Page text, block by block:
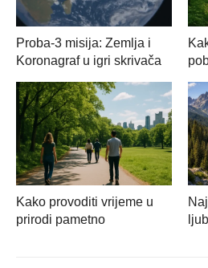
Proba-3 misija: Zemlja i
Koronagraf u igri skrivača
Kako provoditi vrijeme u
prirodi pametno